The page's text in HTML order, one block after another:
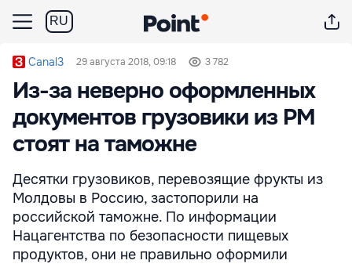
RU
Canal3 29 августа 2018, 09:18 3 782
Из-за неверно оформленных
документов грузовики из РМ
стоят на таможне
Десятки грузовиков, перевозящие фрукты из
Молдовы в Россию, застопорили на
российской таможне. По информации
Нацагентства по безопасности пищевых
продуктов, они не правильно оформили